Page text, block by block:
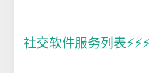
社交软件服务列表